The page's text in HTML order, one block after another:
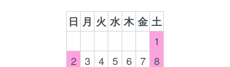
日 月 火 水 木 金 土
1
2 3 4 5 6 7 8